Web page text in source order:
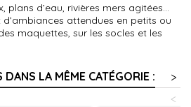
plans d’eau, rivières mers agitées…
attendues en petits ou
maquettes, sur les socles et les
LA MÊME CATÉGORIE :
>
<